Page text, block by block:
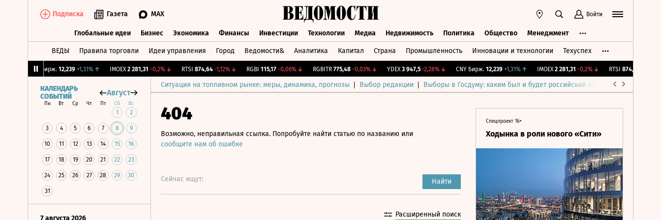
Подписка Газета MAX Войти
Глобальные идеи Бизнес Экономика Финансы Инвестиции Технологии Медиа Недвижимость Политика Общество Менеджмент
ВЕДЫ Правила торговли Идеи управления Город Ведомости& Аналитика Капитал Страна Промышленность Инновации и технологии Техуспех
CNY Бирж. 12,239 +1,31%↑ IMOEX 2 281,31 -0,2%↓ RTSI 874,64 -1,12%↓ RGBI 115,17 -0,06%↓ RGBITR 775,48 -0,03%↓ YDEX 3 947,5 -2,28%↓ CNY Бирж. 12,239 +1,31%↑ IMOEX 2 281,31 -0,2%↓ RTSI 874,64 -1,12%
Ситуация на топливном рынке: меры, динамика, прогнозы Выбор редакции Выборы в Госдуму: каким был и будет российский парламент
КАЛЕНДАРЬ
СОБЫТИЙ
Август
Пн Вт Ср Чт Пт Сб Вс
1 2
3 4 5 6 7 8 9
10 11 12 13 14 15 16
17 18 19 20 21 22 23
24 25 26 27 28 29 30
31
7 августа 2026
404
Возможно, неправильная ссылка. Попробуйте найти статью по названию или
сообщите нам об ошибке
Сейчас ищут: Найти
Расширенный поиск
Спецпроект 16+
Ходынка в роли нового «Сити»